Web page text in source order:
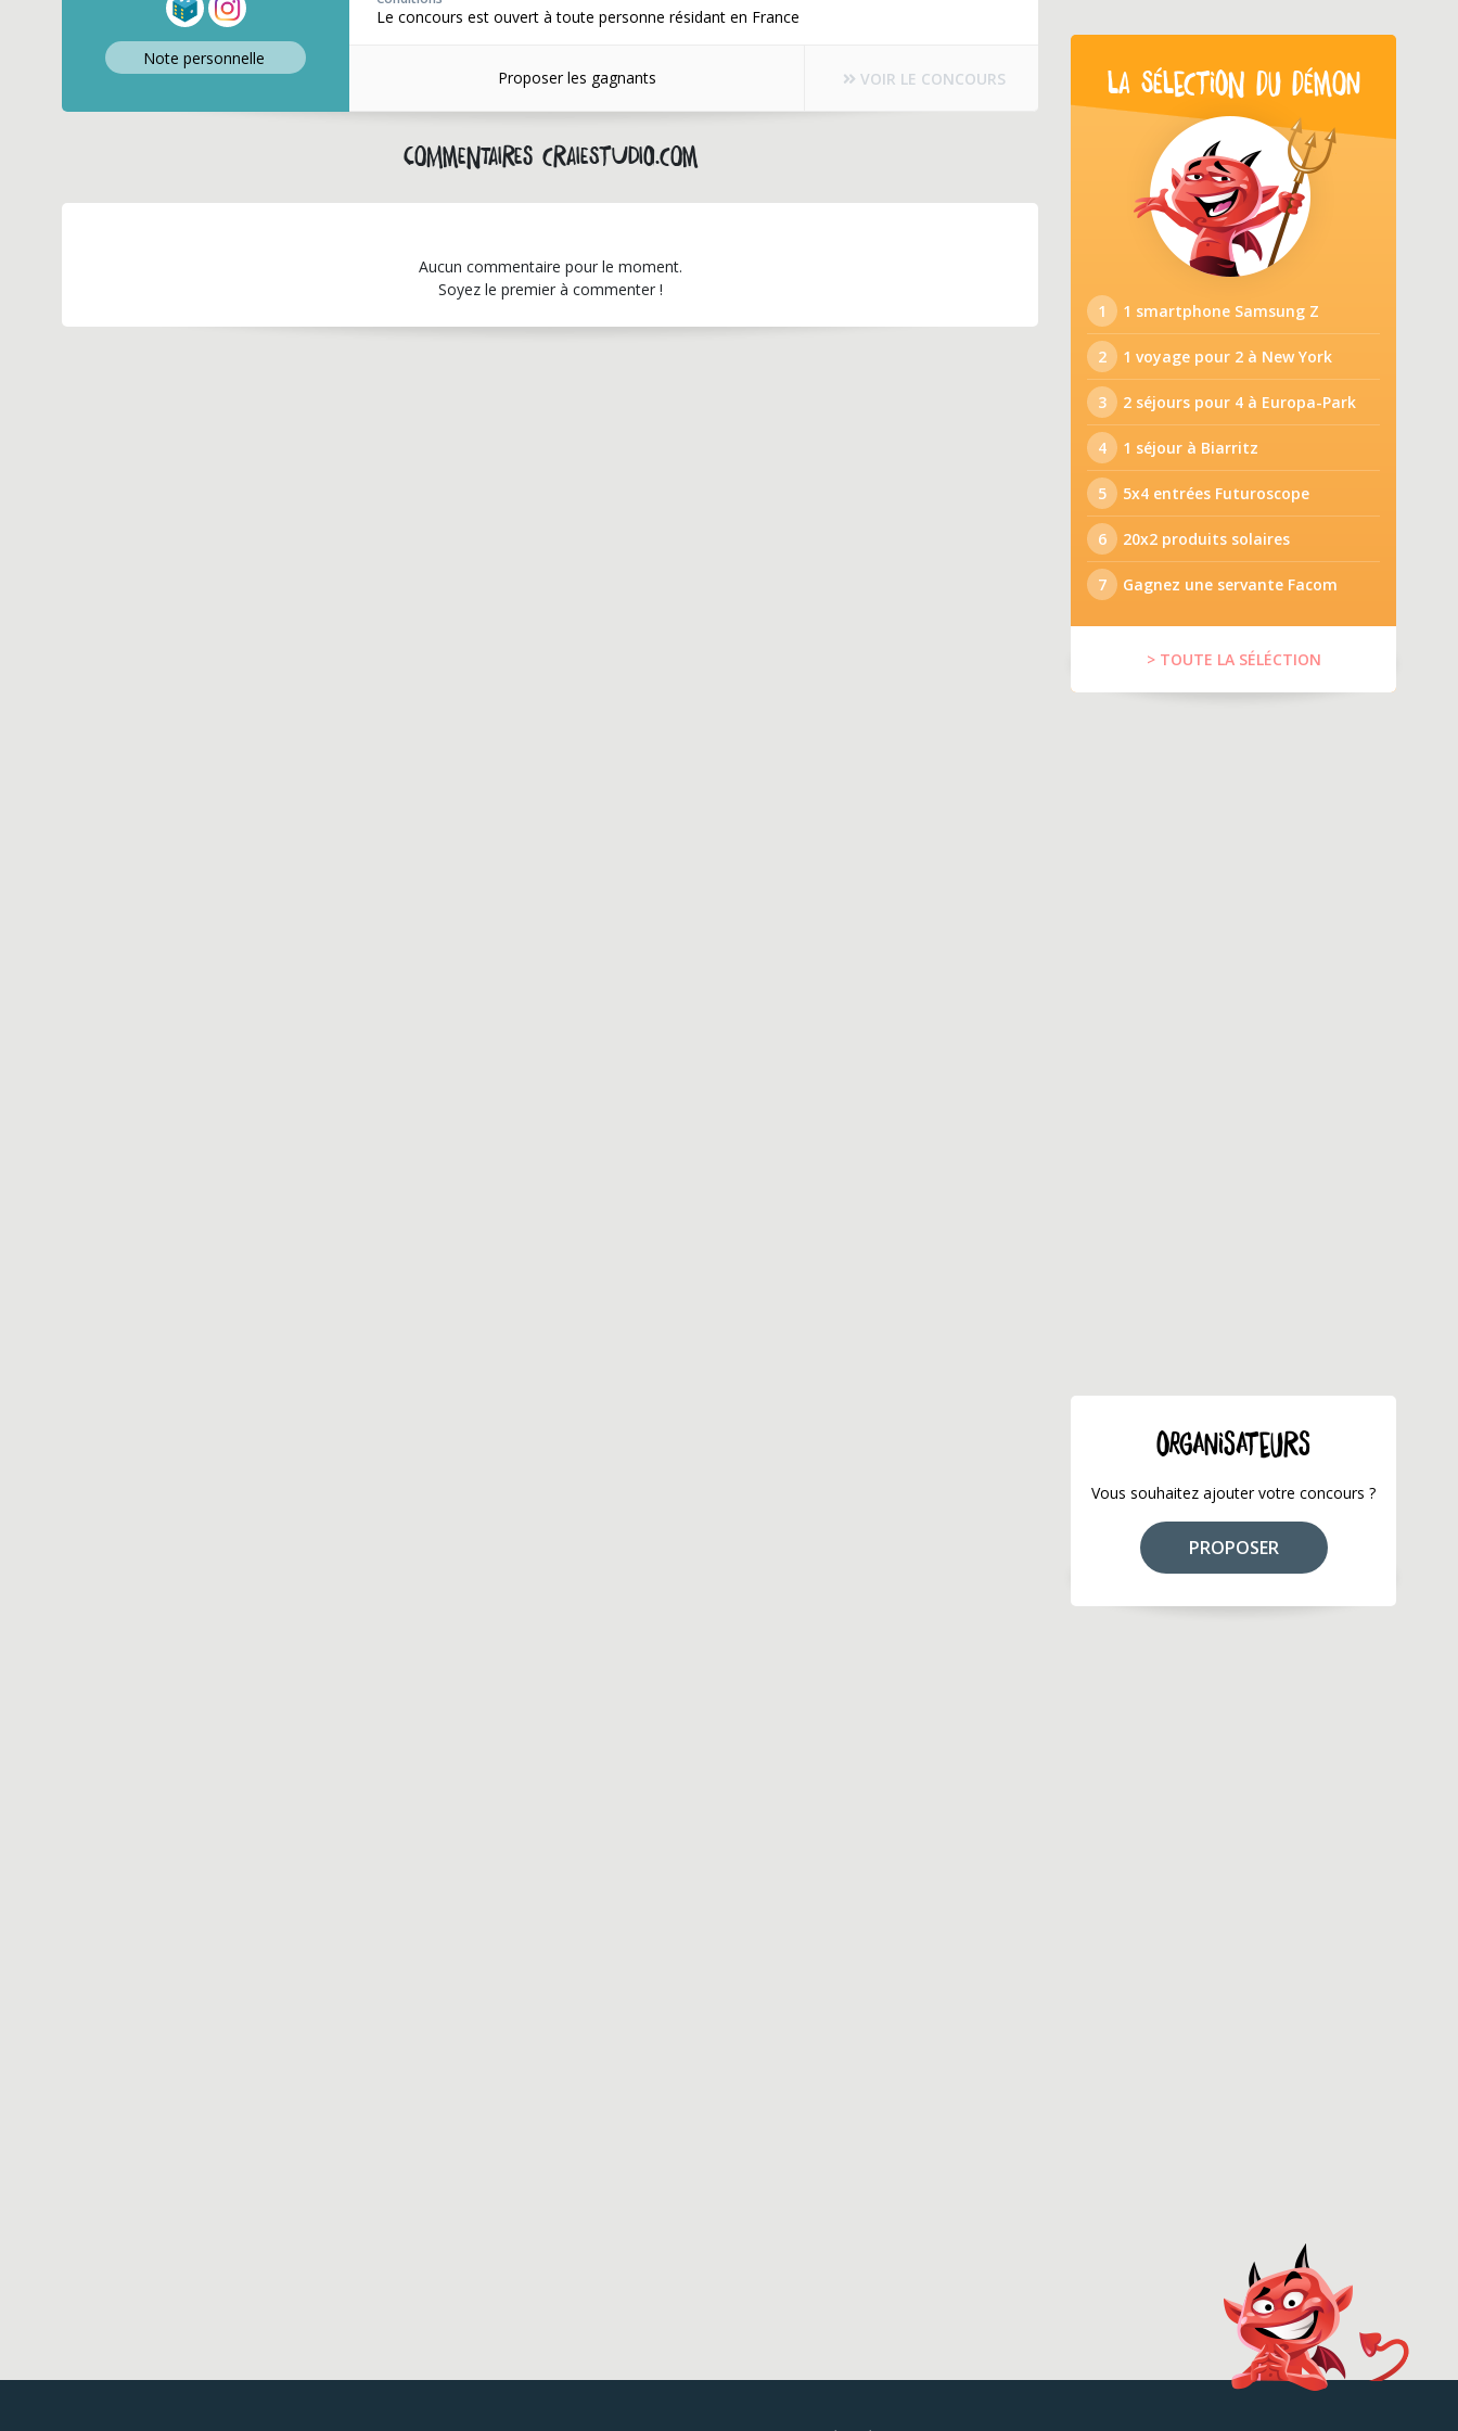
Note personnelle
Le concours est ouvert à toute personne résidant en France
Proposer les gagnants VOIR LE CONCOURS
Commentaires craiestudio.com
Aucun commentaire pour le moment.
Soyez le premier à commenter !
LA SÉLECTION DU DÉMON
1 1 smartphone Samsung Z
2 1 voyage pour 2 à New York
3 2 séjours pour 4 à Europa-Park
4 1 séjour à Biarritz
5 5x4 entrées Futuroscope
6 20x2 produits solaires
7 Gagnez une servante Facom
> TOUTE LA SÉLÉCTION
ORGANISATEURS
Vous souhaitez ajouter votre concours ?
PROPOSER